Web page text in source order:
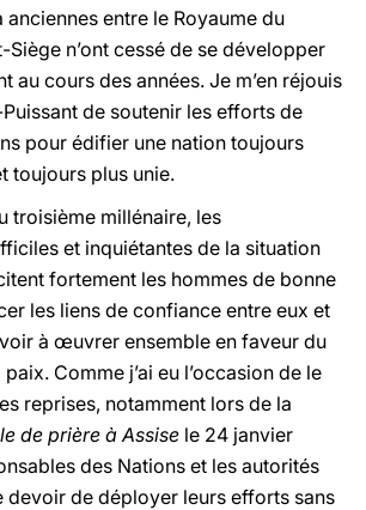
anciennes entre le Royaume du
Siège n’ont cessé de se développer
au cours des années. Je m’en réjouis
de soutenir les efforts de
pour édifier une nation toujours
toujours plus unie.
troisième millénaire, les
et inquiétantes de la situation
fortement les hommes de bonne
les liens de confiance entre eux et
à œuvrer ensemble en faveur du
Comme j’ai eu l’occasion de le
reprises, notamment lors de la
de prière à Assise le 24 janvier
des Nations et les autorités
devoir de déployer leurs efforts sans